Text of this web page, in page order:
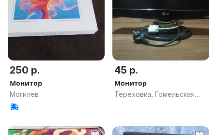
250 р.
Монитор
Могилев
45 р.
Монитор
Тереховка, Гомельская